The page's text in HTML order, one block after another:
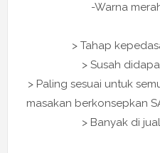
-Warna
> Tahap
> Susah
> Paling sesuai untuk
masakan berkonsepkan
> Banyak di